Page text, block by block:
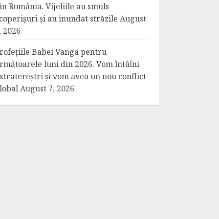
România. Vijeliile au smuls
și au inundat străzile August
2026
Babei Vanga pentru
luni din 2026. Vom întâlni
și vom avea un nou conflict
August 7, 2026